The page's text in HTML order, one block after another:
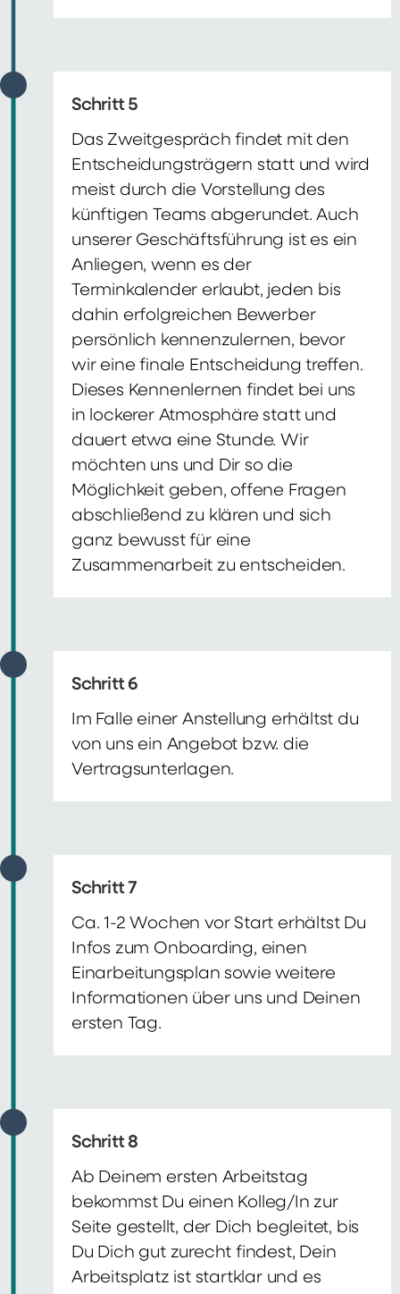
Schritt 5
Das Zweitgespräch findet mit den
Entscheidungsträgern statt und wird
meist durch die Vorstellung des
künftigen Teams abgerundet. Auch
unserer Geschäftsführung ist es ein
Anliegen, wenn es der
Terminkalender erlaubt, jeden bis
dahin erfolgreichen Bewerber
persönlich kennenzulernen, bevor
wir eine finale Entscheidung treffen.
Dieses Kennenlernen findet bei uns
in lockerer Atmosphäre statt und
dauert etwa eine Stunde. Wir
möchten uns und Dir so die
Möglichkeit geben, offene Fragen
abschließend zu klären und sich
ganz bewusst für eine
Zusammenarbeit zu entscheiden.
Schritt 6
Im Falle einer Anstellung erhältst du
von uns ein Angebot bzw. die
Vertragsunterlagen.
Schritt 7
Ca. 1-2 Wochen vor Start erhältst Du
Infos zum Onboarding, einen
Einarbeitungsplan sowie weitere
Informationen über uns und Deinen
ersten Tag.
Schritt 8
Ab Deinem ersten Arbeitstag
bekommst Du einen Kolleg/In zur
Seite gestellt, der Dich begleitet, bis
Du Dich gut zurecht findest, Dein
Arbeitsplatz ist startklar und es